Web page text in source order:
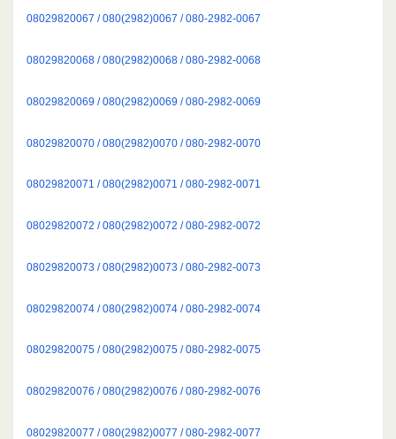
08029820067 / 080(2982)0067 / 080-2982-0067
08029820068 / 080(2982)0068 / 080-2982-0068
08029820069 / 080(2982)0069 / 080-2982-0069
08029820070 / 080(2982)0070 / 080-2982-0070
08029820071 / 080(2982)0071 / 080-2982-0071
08029820072 / 080(2982)0072 / 080-2982-0072
08029820073 / 080(2982)0073 / 080-2982-0073
08029820074 / 080(2982)0074 / 080-2982-0074
08029820075 / 080(2982)0075 / 080-2982-0075
08029820076 / 080(2982)0076 / 080-2982-0076
08029820077 / 080(2982)0077 / 080-2982-0077